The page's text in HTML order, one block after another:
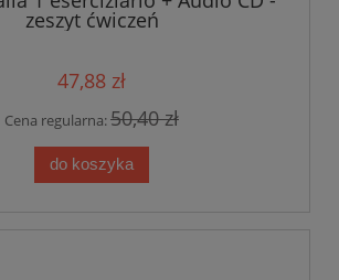
zeszyt ćwiczeń
47,88 zł
Cena regularna:50,40 zł
do koszyka